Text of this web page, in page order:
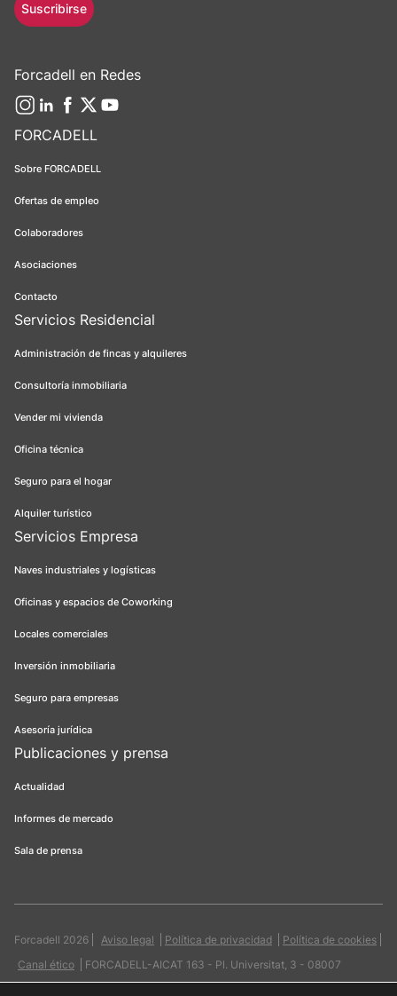
FORCADELL
Sobre FORCADELL
Ofertas de empleo
Colaboradores
Asociaciones
Contacto
Servicios Residencial
Administración de fincas y alquileres
Consultoría inmobiliaria
Vender mi vivienda
Oficina técnica
Seguro para el hogar
Alquiler turístico
Servicios Empresa
Naves industriales y logísticas
Oficinas y espacios de Coworking
Locales comerciales
Inversión inmobiliaria
Seguro para empresas
Asesoría jurídica
Publicaciones y prensa
Actualidad
Informes de mercado
Sala de prensa
Suscribirse
Forcadell en Redes
Forcadell 2026 Aviso legal Política de privacidad
Política de cookies
Canal ético
FORCADELL-AICAT 163 - Pl. Universitat, 3 - 08007